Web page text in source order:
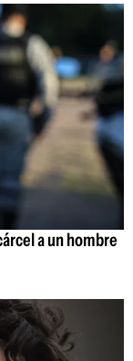
a un hombre